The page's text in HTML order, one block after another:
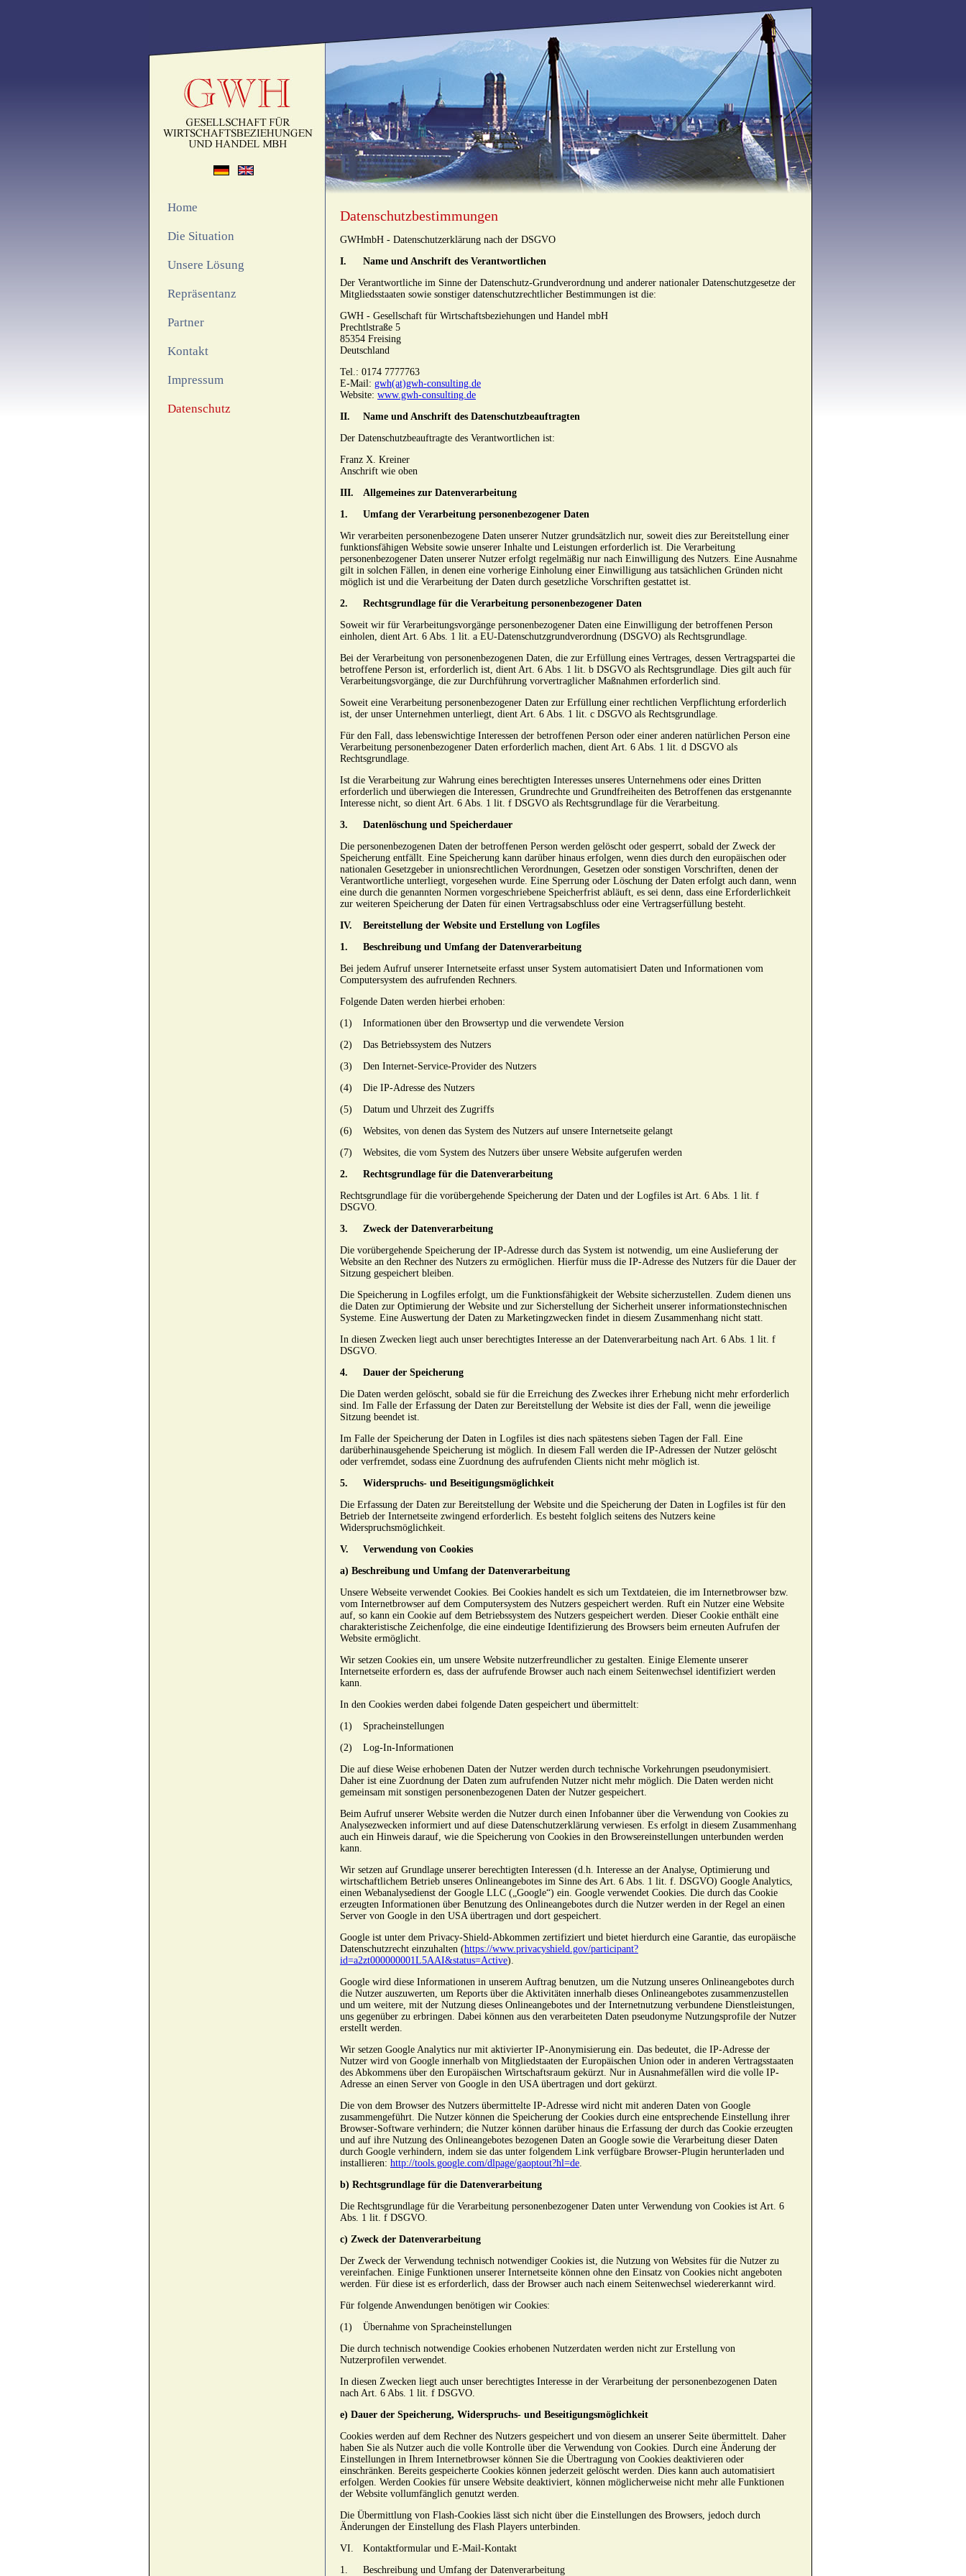
Home
Die Situation
Unsere Lösung
Repräsentanz
Partner
Kontakt
Impressum
Datenschutz
Datenschutzbestimmungen
GWHmbH - Datenschutzerklärung nach der DSGVO
I.
Name und Anschrift des Verantwortlichen
Der Verantwortliche im Sinne der Datenschutz-Grundverordnung und anderer nationaler Datenschutzgesetze der
Mitgliedsstaaten sowie sonstiger datenschutzrechtlicher Bestimmungen ist die:
GWH - Gesellschaft für Wirtschaftsbeziehungen und Handel mbH
Prechtlstraße 5
85354 Freising
Deutschland
Tel.: 0174 7777763
E-Mail: gwh(at)gwh-consulting.de
Website: www.gwh-consulting.de
II.
Name und Anschrift des Datenschutzbeauftragten
Der Datenschutzbeauftragte des Verantwortlichen ist:
Franz X. Kreiner
Anschrift wie oben
III.
Allgemeines zur Datenverarbeitung
1.
Umfang der Verarbeitung personenbezogener Daten
Wir verarbeiten personenbezogene Daten unserer Nutzer grundsätzlich nur, soweit dies zur Bereitstellung einer
funktionsfähigen Website sowie unserer Inhalte und Leistungen erforderlich ist. Die Verarbeitung
personenbezogener Daten unserer Nutzer erfolgt regelmäßig nur nach Einwilligung des Nutzers. Eine Ausnahme
gilt in solchen Fällen, in denen eine vorherige Einholung einer Einwilligung aus tatsächlichen Gründen nicht
möglich ist und die Verarbeitung der Daten durch gesetzliche Vorschriften gestattet ist.
2.
Rechtsgrundlage für die Verarbeitung personenbezogener Daten
Soweit wir für Verarbeitungsvorgänge personenbezogener Daten eine Einwilligung der betroffenen Person
einholen, dient Art. 6 Abs. 1 lit. a EU-Datenschutzgrundverordnung (DSGVO) als Rechtsgrundlage.
Bei der Verarbeitung von personenbezogenen Daten, die zur Erfüllung eines Vertrages, dessen Vertragspartei die
betroffene Person ist, erforderlich ist, dient Art. 6 Abs. 1 lit. b DSGVO als Rechtsgrundlage. Dies gilt auch für
Verarbeitungsvorgänge, die zur Durchführung vorvertraglicher Maßnahmen erforderlich sind.
Soweit eine Verarbeitung personenbezogener Daten zur Erfüllung einer rechtlichen Verpflichtung erforderlich
ist, der unser Unternehmen unterliegt, dient Art. 6 Abs. 1 lit. c DSGVO als Rechtsgrundlage.
Für den Fall, dass lebenswichtige Interessen der betroffenen Person oder einer anderen natürlichen Person eine
Verarbeitung personenbezogener Daten erforderlich machen, dient Art. 6 Abs. 1 lit. d DSGVO als
Rechtsgrundlage.
Ist die Verarbeitung zur Wahrung eines berechtigten Interesses unseres Unternehmens oder eines Dritten
erforderlich und überwiegen die Interessen, Grundrechte und Grundfreiheiten des Betroffenen das erstgenannte
Interesse nicht, so dient Art. 6 Abs. 1 lit. f DSGVO als Rechtsgrundlage für die Verarbeitung.
3.
Datenlöschung und Speicherdauer
Die personenbezogenen Daten der betroffenen Person werden gelöscht oder gesperrt, sobald der Zweck der
Speicherung entfällt. Eine Speicherung kann darüber hinaus erfolgen, wenn dies durch den europäischen oder
nationalen Gesetzgeber in unionsrechtlichen Verordnungen, Gesetzen oder sonstigen Vorschriften, denen der
Verantwortliche unterliegt, vorgesehen wurde. Eine Sperrung oder Löschung der Daten erfolgt auch dann, wenn
eine durch die genannten Normen vorgeschriebene Speicherfrist abläuft, es sei denn, dass eine Erforderlichkeit
zur weiteren Speicherung der Daten für einen Vertragsabschluss oder eine Vertragserfüllung besteht.
IV.
Bereitstellung der Website und Erstellung von Logfiles
1.
Beschreibung und Umfang der Datenverarbeitung
Bei jedem Aufruf unserer Internetseite erfasst unser System automatisiert Daten und Informationen vom
Computersystem des aufrufenden Rechners.
Folgende Daten werden hierbei erhoben:
(1)
Informationen über den Browsertyp und die verwendete Version
(2)
Das Betriebssystem des Nutzers
(3)
Den Internet-Service-Provider des Nutzers
(4)
Die IP-Adresse des Nutzers
(5)
Datum und Uhrzeit des Zugriffs
(6)
Websites, von denen das System des Nutzers auf unsere Internetseite gelangt
(7)
Websites, die vom System des Nutzers über unsere Website aufgerufen werden
2.
Rechtsgrundlage für die Datenverarbeitung
Rechtsgrundlage für die vorübergehende Speicherung der Daten und der Logfiles ist Art. 6 Abs. 1 lit. f
DSGVO.
3.
Zweck der Datenverarbeitung
Die vorübergehende Speicherung der IP-Adresse durch das System ist notwendig, um eine Auslieferung der
Website an den Rechner des Nutzers zu ermöglichen. Hierfür muss die IP-Adresse des Nutzers für die Dauer der
Sitzung gespeichert bleiben.
Die Speicherung in Logfiles erfolgt, um die Funktionsfähigkeit der Website sicherzustellen. Zudem dienen uns
die Daten zur Optimierung der Website und zur Sicherstellung der Sicherheit unserer informationstechnischen
Systeme. Eine Auswertung der Daten zu Marketingzwecken findet in diesem Zusammenhang nicht statt.
In diesen Zwecken liegt auch unser berechtigtes Interesse an der Datenverarbeitung nach Art. 6 Abs. 1 lit. f
DSGVO.
4.
Dauer der Speicherung
Die Daten werden gelöscht, sobald sie für die Erreichung des Zweckes ihrer Erhebung nicht mehr erforderlich
sind. Im Falle der Erfassung der Daten zur Bereitstellung der Website ist dies der Fall, wenn die jeweilige
Sitzung beendet ist.
Im Falle der Speicherung der Daten in Logfiles ist dies nach spätestens sieben Tagen der Fall. Eine
darüberhinausgehende Speicherung ist möglich. In diesem Fall werden die IP-Adressen der Nutzer gelöscht
oder verfremdet, sodass eine Zuordnung des aufrufenden Clients nicht mehr möglich ist.
5.
Widerspruchs- und Beseitigungsmöglichkeit
Die Erfassung der Daten zur Bereitstellung der Website und die Speicherung der Daten in Logfiles ist für den
Betrieb der Internetseite zwingend erforderlich. Es besteht folglich seitens des Nutzers keine
Widerspruchsmöglichkeit.
V.
Verwendung von Cookies
a) Beschreibung und Umfang der Datenverarbeitung
Unsere Webseite verwendet Cookies. Bei Cookies handelt es sich um Textdateien, die im Internetbrowser bzw.
vom Internetbrowser auf dem Computersystem des Nutzers gespeichert werden. Ruft ein Nutzer eine Website
auf, so kann ein Cookie auf dem Betriebssystem des Nutzers gespeichert werden. Dieser Cookie enthält eine
charakteristische Zeichenfolge, die eine eindeutige Identifizierung des Browsers beim erneuten Aufrufen der
Website ermöglicht.
Wir setzen Cookies ein, um unsere Website nutzerfreundlicher zu gestalten. Einige Elemente unserer
Internetseite erfordern es, dass der aufrufende Browser auch nach einem Seitenwechsel identifiziert werden
kann.
In den Cookies werden dabei folgende Daten gespeichert und übermittelt:
(1)
Spracheinstellungen
(2)
Log-In-Informationen
Die auf diese Weise erhobenen Daten der Nutzer werden durch technische Vorkehrungen pseudonymisiert.
Daher ist eine Zuordnung der Daten zum aufrufenden Nutzer nicht mehr möglich. Die Daten werden nicht
gemeinsam mit sonstigen personenbezogenen Daten der Nutzer gespeichert.
Beim Aufruf unserer Website werden die Nutzer durch einen Infobanner über die Verwendung von Cookies zu
Analysezwecken informiert und auf diese Datenschutzerklärung verwiesen. Es erfolgt in diesem Zusammenhang
auch ein Hinweis darauf, wie die Speicherung von Cookies in den Browsereinstellungen unterbunden werden
kann.
Wir setzen auf Grundlage unserer berechtigten Interessen (d.h. Interesse an der Analyse, Optimierung und
wirtschaftlichem Betrieb unseres Onlineangebotes im Sinne des Art. 6 Abs. 1 lit. f. DSGVO) Google Analytics,
einen Webanalysedienst der Google LLC („Google“) ein. Google verwendet Cookies. Die durch das Cookie
erzeugten Informationen über Benutzung des Onlineangebotes durch die Nutzer werden in der Regel an einen
Server von Google in den USA übertragen und dort gespeichert.
Google ist unter dem Privacy-Shield-Abkommen zertifiziert und bietet hierdurch eine Garantie, das europäische
Datenschutzrecht einzuhalten (https://www.privacyshield.gov/participant?
id=a2zt000000001L5AAI&status=Active).
Google wird diese Informationen in unserem Auftrag benutzen, um die Nutzung unseres Onlineangebotes durch
die Nutzer auszuwerten, um Reports über die Aktivitäten innerhalb dieses Onlineangebotes zusammenzustellen
und um weitere, mit der Nutzung dieses Onlineangebotes und der Internetnutzung verbundene Dienstleistungen,
uns gegenüber zu erbringen. Dabei können aus den verarbeiteten Daten pseudonyme Nutzungsprofile der Nutzer
erstellt werden.
Wir setzen Google Analytics nur mit aktivierter IP-Anonymisierung ein. Das bedeutet, die IP-Adresse der
Nutzer wird von Google innerhalb von Mitgliedstaaten der Europäischen Union oder in anderen Vertragsstaaten
des Abkommens über den Europäischen Wirtschaftsraum gekürzt. Nur in Ausnahmefällen wird die volle IP-
Adresse an einen Server von Google in den USA übertragen und dort gekürzt.
Die von dem Browser des Nutzers übermittelte IP-Adresse wird nicht mit anderen Daten von Google
zusammengeführt. Die Nutzer können die Speicherung der Cookies durch eine entsprechende Einstellung ihrer
Browser-Software verhindern; die Nutzer können darüber hinaus die Erfassung der durch das Cookie erzeugten
und auf ihre Nutzung des Onlineangebotes bezogenen Daten an Google sowie die Verarbeitung dieser Daten
durch Google verhindern, indem sie das unter folgendem Link verfügbare Browser-Plugin herunterladen und
installieren: http://tools.google.com/dlpage/gaoptout?hl=de.
b) Rechtsgrundlage für die Datenverarbeitung
Die Rechtsgrundlage für die Verarbeitung personenbezogener Daten unter Verwendung von Cookies ist Art. 6
Abs. 1 lit. f DSGVO.
c) Zweck der Datenverarbeitung
Der Zweck der Verwendung technisch notwendiger Cookies ist, die Nutzung von Websites für die Nutzer zu
vereinfachen. Einige Funktionen unserer Internetseite können ohne den Einsatz von Cookies nicht angeboten
werden. Für diese ist es erforderlich, dass der Browser auch nach einem Seitenwechsel wiedererkannt wird.
Für folgende Anwendungen benötigen wir Cookies:
(1)
Übernahme von Spracheinstellungen
Die durch technisch notwendige Cookies erhobenen Nutzerdaten werden nicht zur Erstellung von
Nutzerprofilen verwendet.
In diesen Zwecken liegt auch unser berechtigtes Interesse in der Verarbeitung der personenbezogenen Daten
nach Art. 6 Abs. 1 lit. f DSGVO.
e) Dauer der Speicherung, Widerspruchs- und Beseitigungsmöglichkeit
Cookies werden auf dem Rechner des Nutzers gespeichert und von diesem an unserer Seite übermittelt. Daher
haben Sie als Nutzer auch die volle Kontrolle über die Verwendung von Cookies. Durch eine Änderung der
Einstellungen in Ihrem Internetbrowser können Sie die Übertragung von Cookies deaktivieren oder
einschränken. Bereits gespeicherte Cookies können jederzeit gelöscht werden. Dies kann auch automatisiert
erfolgen. Werden Cookies für unsere Website deaktiviert, können möglicherweise nicht mehr alle Funktionen
der Website vollumfänglich genutzt werden.
Die Übermittlung von Flash-Cookies lässt sich nicht über die Einstellungen des Browsers, jedoch durch
Änderungen der Einstellung des Flash Players unterbinden.
VI.
Kontaktformular und E-Mail-Kontakt
1.
Beschreibung und Umfang der Datenverarbeitung